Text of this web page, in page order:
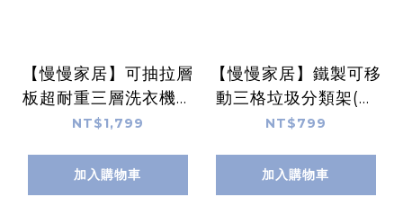
【慢慢家居】可抽拉層
板超耐重三層洗衣機架
(置物架 浴室層架 馬桶
NT$1,799
加入購物車
【慢慢家居】鐵製可移
動三格垃圾分類架(分
類垃圾桶 回收垃圾桶
源回收)
NT$799
加入購物車